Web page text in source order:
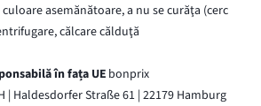
asemănătoare, a nu se curăţa (cerc
călcare călduţă
în fața UE bonprix
| Haldesdorfer Straße 61 | 22179 Hamburg